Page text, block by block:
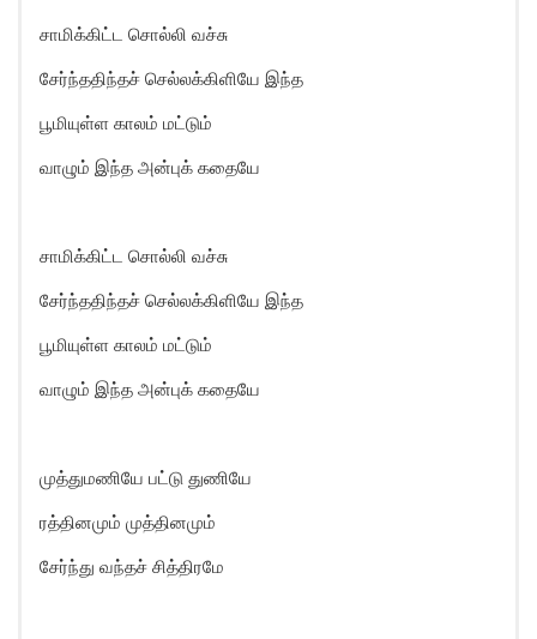
சாமிக்கிட்ட சொல்லி வச்சு
சேர்ந்ததிந்தச் செல்லக்கிளியே இந்த
பூமியுள்ள காலம் மட்டும்
வாழும் இந்த அன்புக் கதையே
சாமிக்கிட்ட சொல்லி வச்சு
சேர்ந்ததிந்தச் செல்லக்கிளியே இந்த
பூமியுள்ள காலம் மட்டும்
வாழும் இந்த அன்புக் கதையே
முத்துமணியே பட்டு துணியே
ரத்தினமும் முத்தினமும்
சேர்ந்து வந்தச் சித்திரமே